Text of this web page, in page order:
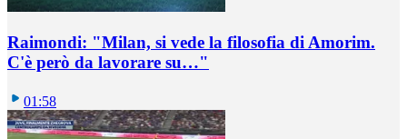
Raimondi: "Milan, si vede la filosofia di Amorim.
C'è però da lavorare su…"
01:58